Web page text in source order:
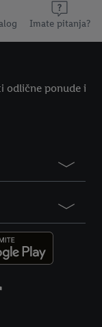
Imate pitanja?
odlične ponude i